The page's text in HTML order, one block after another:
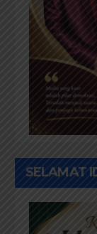
SELAMAT